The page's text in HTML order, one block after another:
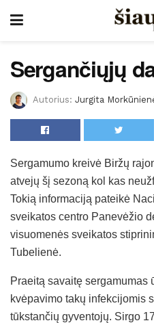
Sergančiųjų
Autorius: Jurgita
Sergamumo kreivė Biržų
atvejų šį sezoną kol kas
Tokią informaciją pateikė
sveikatos centro Panevėžio
visuomenės sveikatos
Tubelienė.
Praeitą savaitę sergamumas
kvėpavimo takų infekcijomis
tūkstančių gyventojų. Sirgo